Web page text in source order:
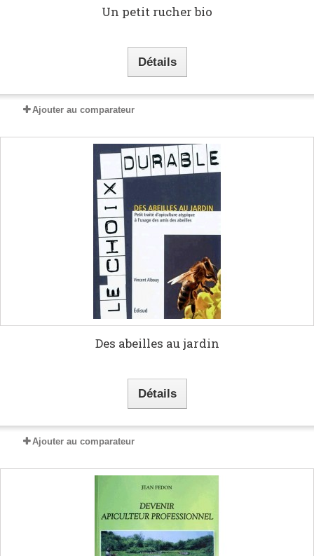
Un petit rucher bio
Détails
Ajouter au comparateur
Des abeilles au jardin
Détails
Ajouter au comparateur